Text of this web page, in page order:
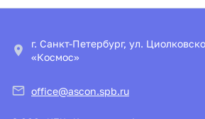
г. Санкт-Петербург, ул.
«Космос»
office@ascon.spb.ru